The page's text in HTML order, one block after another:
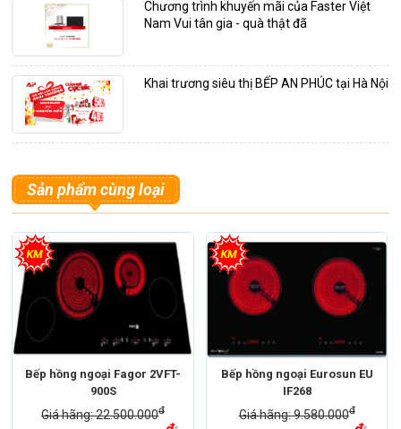
Chương trình khuyến mãi của Faster Việt
Nam Vui tân gia - quà thật đã
Khai trương siêu thị BẾP AN PHÚC tại Hà Nội
Sản phẩm cùng loại
Bếp hồng ngoại Fagor 2VFT-
900S
Giá hãng: 22.500.000đ
Bếp hồng ngoại Eurosun EU
IF268
Giá hãng: 9.580.000đ